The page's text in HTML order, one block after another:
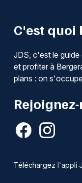
C'est quoi
JDS, c'est le
et profiter à
plans : on
Téléchargez l'appli